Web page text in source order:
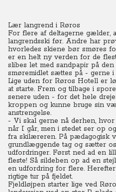
Lær langrend i Røros
For flere af deltagerne gælder,
langrendsski før. Andre har
hvorledes skiene bør smøres
er en helt ny verden for de
slibes let med sandpapir på
smøremidlet sættes på - gerne i
Lige uden for Røros Hotell er
at starte. Frem og tilbage i
senere uden - for det hele
kroppen og kunne bruge sin
anstrengelse.
- Vi skal gerne nå derhen,
når I går, men i stedet ser op
fra skilæreren. På pædagogisk
grundlæggende tag og sætter
udfordringer. Først ned ad en
fleste! Så sildeben op ad en
en udfordring for flere.
rigtige tur på fjeldet.
Fjeldløjpen starter lige ved